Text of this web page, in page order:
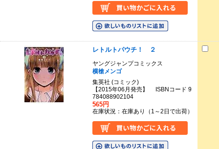
レトルトパウチ！ ２
ヤングジャンプコミックス
横槍メンゴ
集英社 (コミック)
【2015年06月発売】 ISBNコード 9
784088902104
565円
在庫状況：在庫あり（1～2日で出荷）